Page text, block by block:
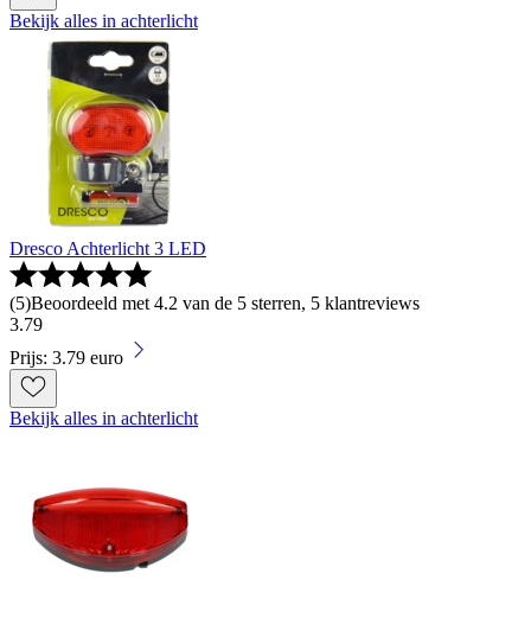
Bekijk alles in achterlicht
Dresco Achterlicht 3 LED
(5)Beoordeeld met 4.2 van de 5 sterren, 5 klantreviews
3.79
Prijs: 3.79 euro
Bekijk alles in achterlicht